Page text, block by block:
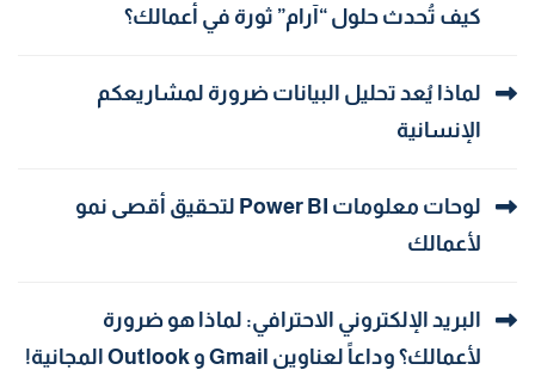
كيف تُحدث حلول “آرام” ثورة في أعمالك؟
لماذا يُعد تحليل البيانات ضرورة لمشاريعكم
الإنسانية
لوحات معلومات Power BI لتحقيق أقصى نمو
لأعمالك
البريد الإلكتروني الاحترافي: لماذا هو ضرورة
لأعمالك؟ وداعاً لعناوين Gmail و Outlook المجانية!